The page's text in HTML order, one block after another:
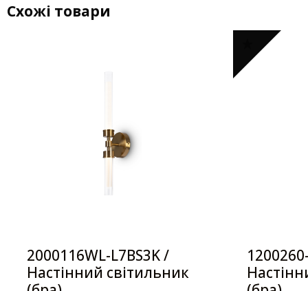
Схожі товари
2000116WL-L7BS3K /
Настінний світильник